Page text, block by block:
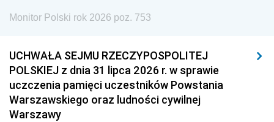
Monitor Polski rok 2026 poz. 753
UCHWAŁA SEJMU RZECZYPOSPOLITEJ
POLSKIEJ z dnia 31 lipca 2026 r. w sprawie
uczczenia pamięci uczestników Powstania
Warszawskiego oraz ludności cywilnej
Warszawy